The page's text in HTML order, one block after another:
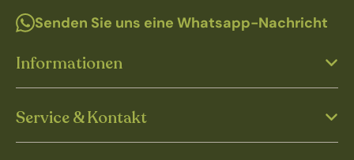
Senden Sie uns eine Whatsapp-Nachricht
Informationen
Service & Kontakt